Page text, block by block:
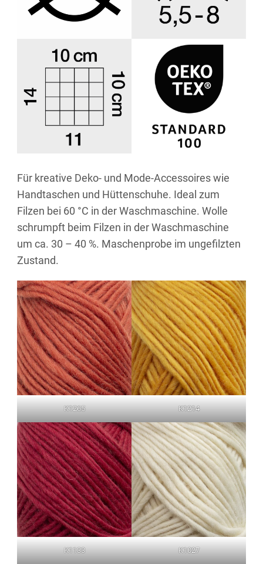
Für kreative Deko- und Mode-Accessoires wie
Handtaschen und Hüttenschuhe. Ideal zum
Filzen bei 60 °C in der Waschmaschine. Wolle
schrumpft beim Filzen in der Waschmaschine
um ca. 30 – 40 %. Maschenprobe im ungefilzten
Zustand.
K1265 K1214
K1133 K1027